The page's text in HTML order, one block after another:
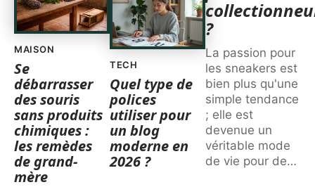
MAISON
Se
débarrasser
des souris
sans produits
chimiques :
les remèdes
de grand-
mère
TECH
Quel type de
polices
utiliser pour
un blog
moderne en
2026 ?
?
La passion pour
les sneakers est
bien plus qu'une
simple tendance
; elle est
devenue un
véritable mode
de vie pour de…